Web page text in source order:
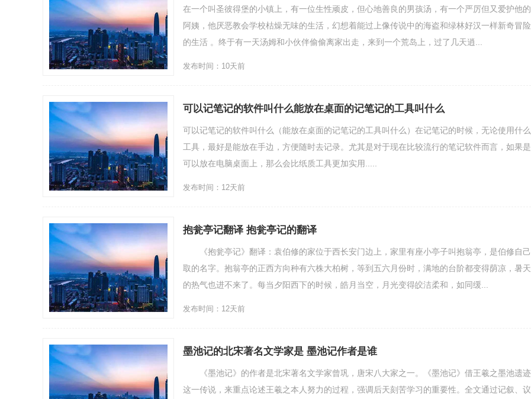
在一个叫圣彼得堡的小镇上，有一位生性顽皮，但心地善良的男孩汤，有一个严厉但又爱护他的
阿姨，他厌恶教会学校枯燥无味的生活，幻想着能过上像传说中的海盗和绿林好汉一样新奇冒险
的生活 。终于有一天汤姆和小伙伴偷偷离家出走，来到一个荒岛上，过了几天逍...
发布时间：10天前
可以记笔记的软件叫什么能放在桌面的记笔记的工具叫什么
可以记笔记的软件叫什么（能放在桌面的记笔记的工具叫什么）在记笔记的时候，无论使用什么
工具，最好是能放在手边，方便随时去记录。尤其是对于现在比较流行的笔记软件而言，如果是
可以放在电脑桌面上，那么会比纸质工具更加实用.....
发布时间：12天前
抱瓮亭记翻译 抱瓮亭记的翻译
《抱瓮亭记》翻译：袁伯修的家位于西长安门边上，家里有座小亭子叫抱翁亭，是伯修自己
取的名字。抱翁亭的正西方向种有六株大柏树，等到五六月份时，满地的台阶都变得荫凉，暑天
的热气也进不来了。每当夕阳西下的时候，皓月当空，月光变得皎洁柔和，如同缓...
发布时间：12天前
墨池记的北宋著名文学家是 墨池记作者是谁
《墨池记》的作者是北宋著名文学家曾巩，唐宋八大家之一。《墨池记》借王羲之墨池遗迹
这一传说，来重点论述王羲之本人努力的过程，强调后天刻苦学习的重要性。全文通过记叙、议